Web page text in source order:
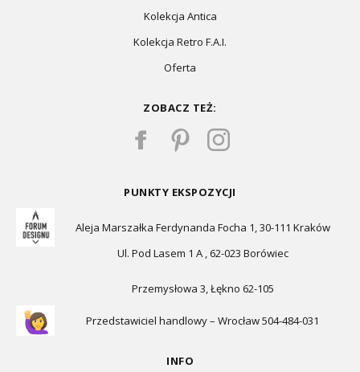
Kolekcja Antica
Kolekcja Retro F.A.I.
Oferta
ZOBACZ TEŻ:
PUNKTY EKSPOZYCJI
Aleja Marszałka Ferdynanda Focha 1, 30-111 Kraków
Ul. Pod Lasem 1 A , 62-023 Borówiec
Przemysłowa 3, Łękno 62-105
Przedstawiciel handlowy – Wrocław 504-484-031
INFO